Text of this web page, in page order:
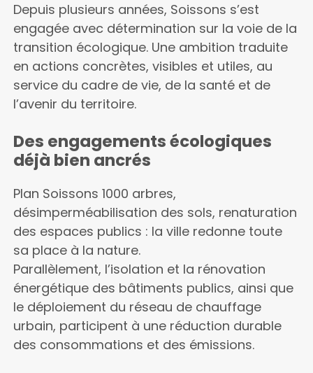
Depuis plusieurs années, Soissons s’est
engagée avec détermination sur la voie de la
transition écologique. Une ambition traduite
en actions concrètes, visibles et utiles, au
service du cadre de vie, de la santé et de
l’avenir du territoire.
Des engagements écologiques
déjà bien ancrés
Plan Soissons 1000 arbres,
désimperméabilisation des sols, renaturation
des espaces publics : la ville redonne toute
sa place à la nature.
Parallèlement, l’isolation et la rénovation
énergétique des bâtiments publics, ainsi que
le déploiement du réseau de chauffage
urbain, participent à une réduction durable
des consommations et des émissions.